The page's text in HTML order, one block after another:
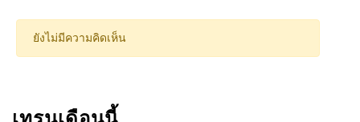
ตอนที่ 201 03/14/2026
ตอนที่ 199
ยังไม่มีความคิดเห็น